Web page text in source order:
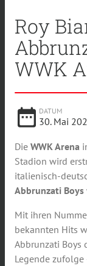
Roy
WWK
date_range DATUM
30. Mai
Die WWK Arena
Stadion wird
italienisch-
Abbrunzati Boys
Mit ihren
bekannten Hits
Abbrunzati Boys
Legende